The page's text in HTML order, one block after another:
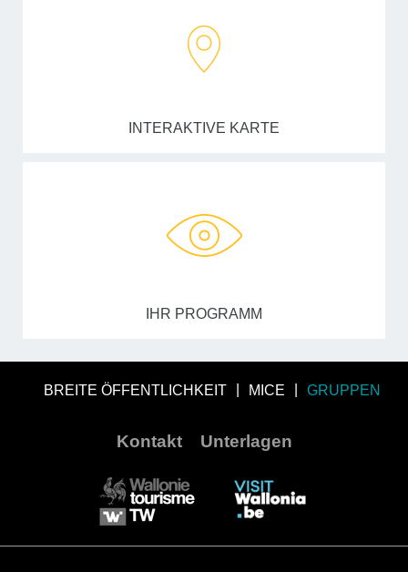
INTERAKTIVE KARTE
IHR PROGRAMM
BREITE ÖFFENTLICHKEIT MICE GRUPPEN
Kontakt Unterlagen